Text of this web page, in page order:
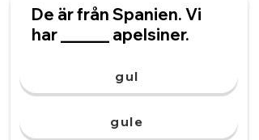
De är från Spanien. Vi
har ______ apelsiner.
gul
gule